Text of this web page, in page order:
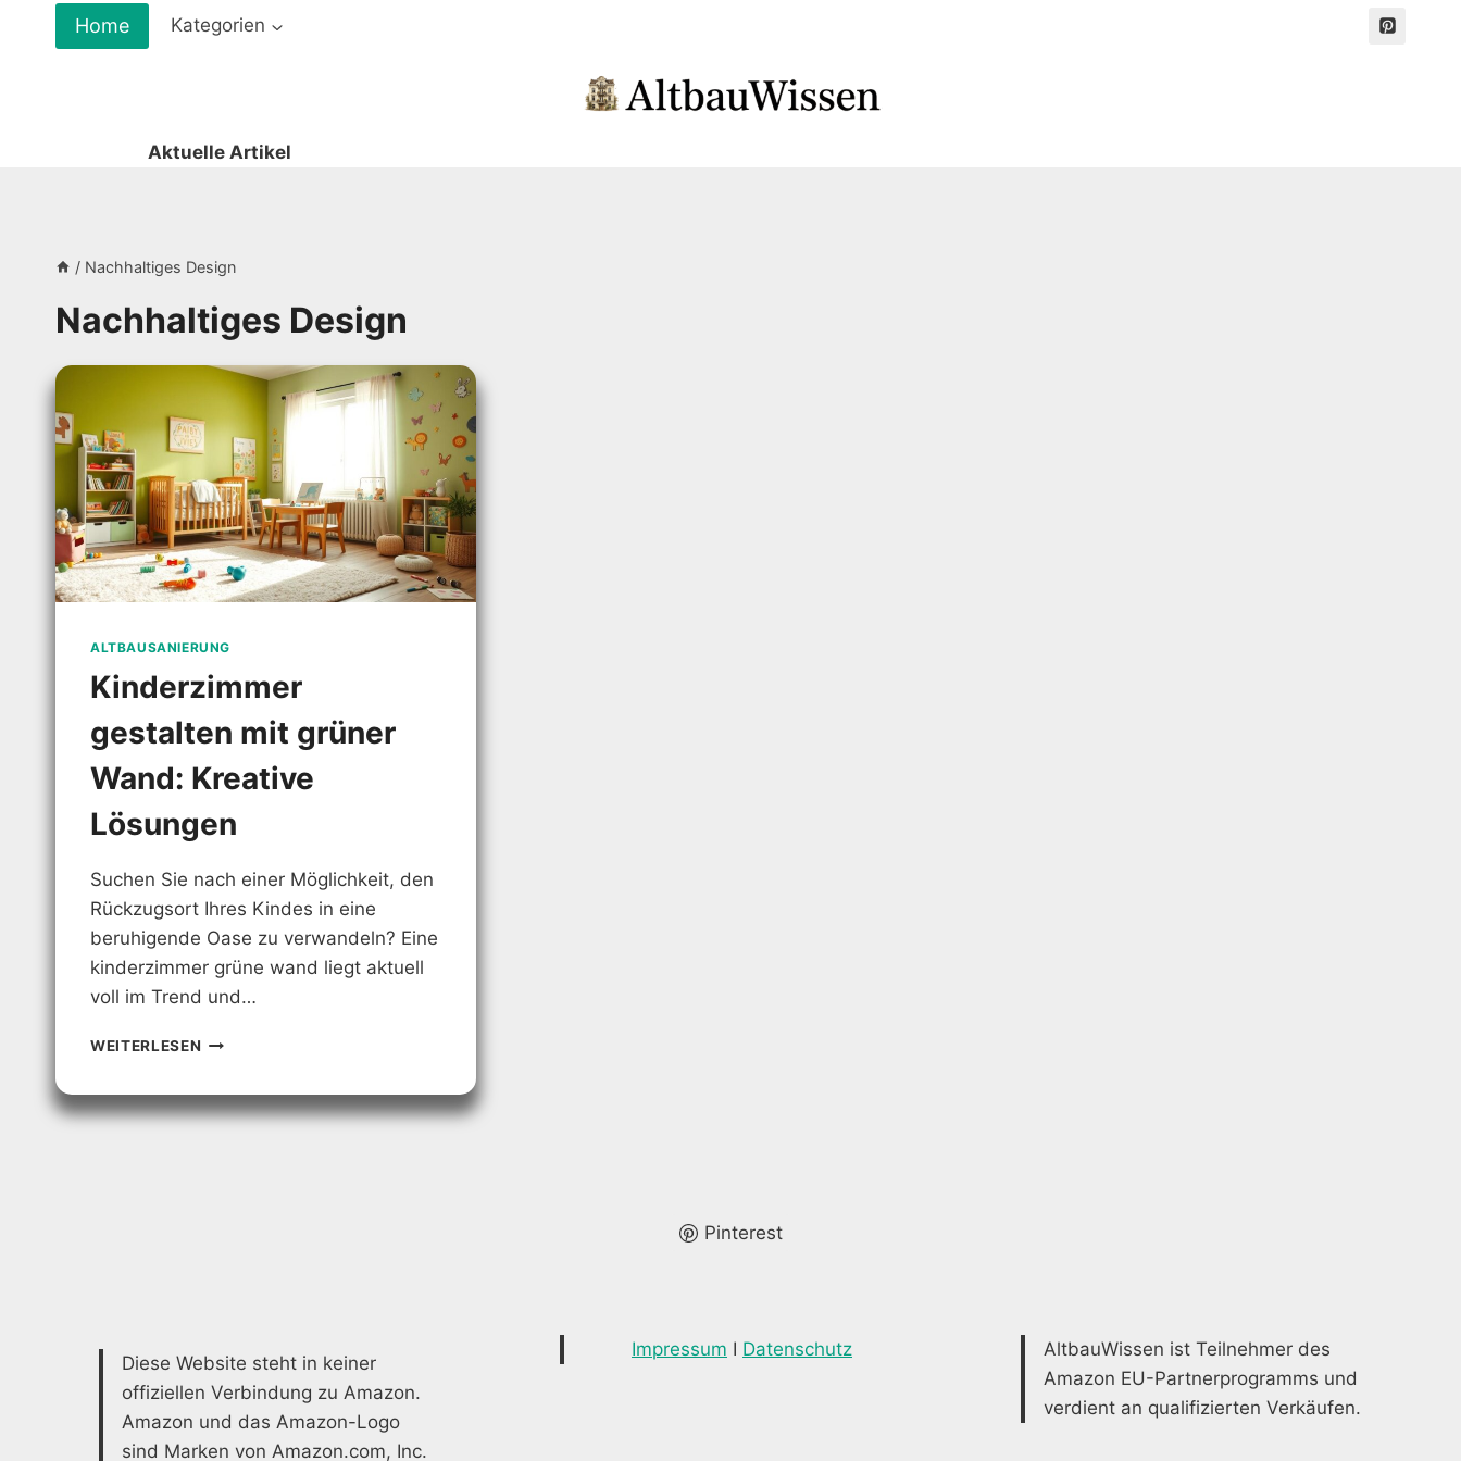
Home Kategorien
Aktuelle Artikel
/ Nachhaltiges Design
Nachhaltiges Design
ALTBAUSANIERUNG
Kinderzimmer
gestalten mit grüner
Wand: Kreative
Lösungen
Suchen Sie nach einer Möglichkeit, den
Rückzugsort Ihres Kindes in eine
beruhigende Oase zu verwandeln? Eine
kinderzimmer grüne wand liegt aktuell
voll im Trend und…
WEITERLESEN KINDERZIMMER
GRÜNER
Pinterest
Diese Website steht in keiner
offiziellen Verbindung zu Amazon.
Amazon und das Amazon-Logo
sind Marken von Amazon.com, Inc.
Impressum I Datenschutz
AltbauWissen ist Teilnehmer des
Amazon EU-Partnerprogramms und
verdient an qualifizierten Verkäufen.